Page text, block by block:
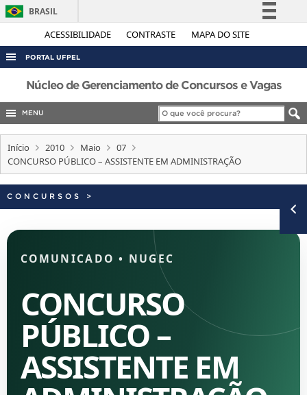
ACESSIBILIDADE CONTRASTE MAPA DO SITE
BRASIL
Simplifique!
Legislação
Canais
PORTAL UFPEL
ACESSO À INFORMAÇÃO
AUDITORIA
CONCURSOS
EDITAIS
INTERNACIONAL
Núcleo de Gerenciamento de Concursos e Vagas
MENU
Início 2010 Maio
07
CONCURSO PÚBLICO – ASSISTENTE EM ADMINISTRAÇÃO
CONCURSOS >
COMUNICADO • NUGEC
CONCURSO
PÚBLICO –
ASSISTENTE EM